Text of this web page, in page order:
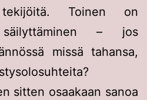
tekijöitä. Toinen on
säilyttäminen – jos
missä tahansa,
sitten osaakaan sanoa